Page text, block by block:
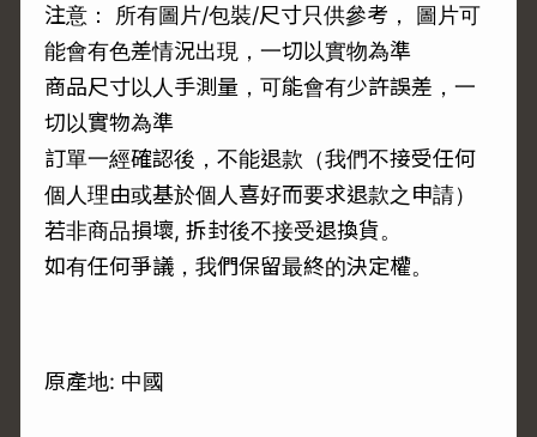
注意： 所有圖片/包裝/尺寸只供參考， 圖片可
能會有色差情況出現，一切以實物為準
商品尺寸以人手測量，可能會有少許誤差，一
切以實物為準
訂單一經確認後，不能退款（我們不接受任何
個人理由或基於個人喜好而要求退款之申請）
若非商品損壞, 拆封後不接受退換貨。
如有任何爭議，我們保留最終的決定權。
原產地: 中國